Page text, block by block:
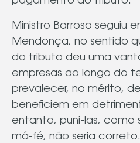
Ministro Barroso seguiu
Mendonça, no sentido
do tributo deu uma
empresas ao longo do
prevalecer, no mérito,
beneficiem em
entanto, puni-las, como
má-fé, não seria correto.